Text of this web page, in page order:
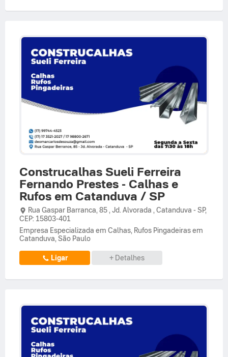
Construcalhas Sueli Ferreira
Fernando Prestes - Calhas e
Rufos em Catanduva / SP
Rua Gaspar Barranca, 85 , Jd. Alvorada , Catanduva - SP,
CEP: 15803-401
Empresa Especializada em Calhas, Rufos Pingadeiras em
Catanduva, São Paulo
Ligar + Detalhes